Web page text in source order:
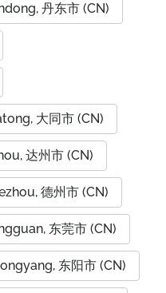
丹东市 (CN)
大同市 (CN)
达州市 (CN)
德州市 (CN)
东莞市 (CN)
东阳市 (CN)